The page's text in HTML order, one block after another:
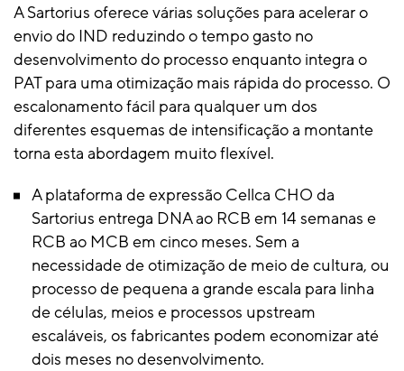
A Sartorius oferece várias soluções para acelerar o
envio do IND reduzindo o tempo gasto no
desenvolvimento do processo enquanto integra o
PAT para uma otimização mais rápida do processo. O
escalonamento fácil para qualquer um dos
diferentes esquemas de intensificação a montante
torna esta abordagem muito flexível.
A plataforma de expressão Cellca CHO da
Sartorius entrega DNA ao RCB em 14 semanas e
RCB ao MCB em cinco meses. Sem a
necessidade de otimização de meio de cultura, ou
processo de pequena a grande escala para linha
de células, meios e processos upstream
escaláveis, os fabricantes podem economizar até
dois meses no desenvolvimento.